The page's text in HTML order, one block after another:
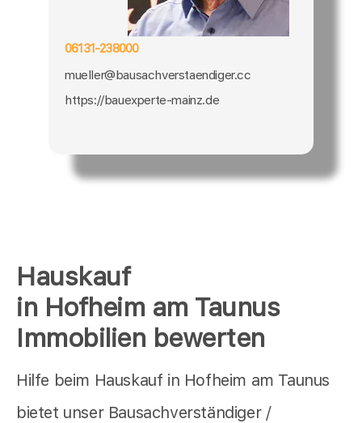
Hauskauf
in Hofheim am Taunus
Immobilien bewerten
Hilfe beim Hauskauf in Hofheim am Taunus
bietet unser Bausachverständiger /
06131-238000
mueller@bausachverstaendiger.cc
https://bauexperte-mainz.de